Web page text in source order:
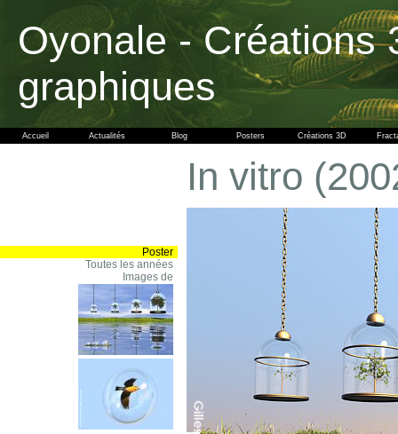
Oyonale - Créations
graphiques
Accueil Actualités Blog Posters Créations 3D
Poster
Toutes les années
Images de
In vitro